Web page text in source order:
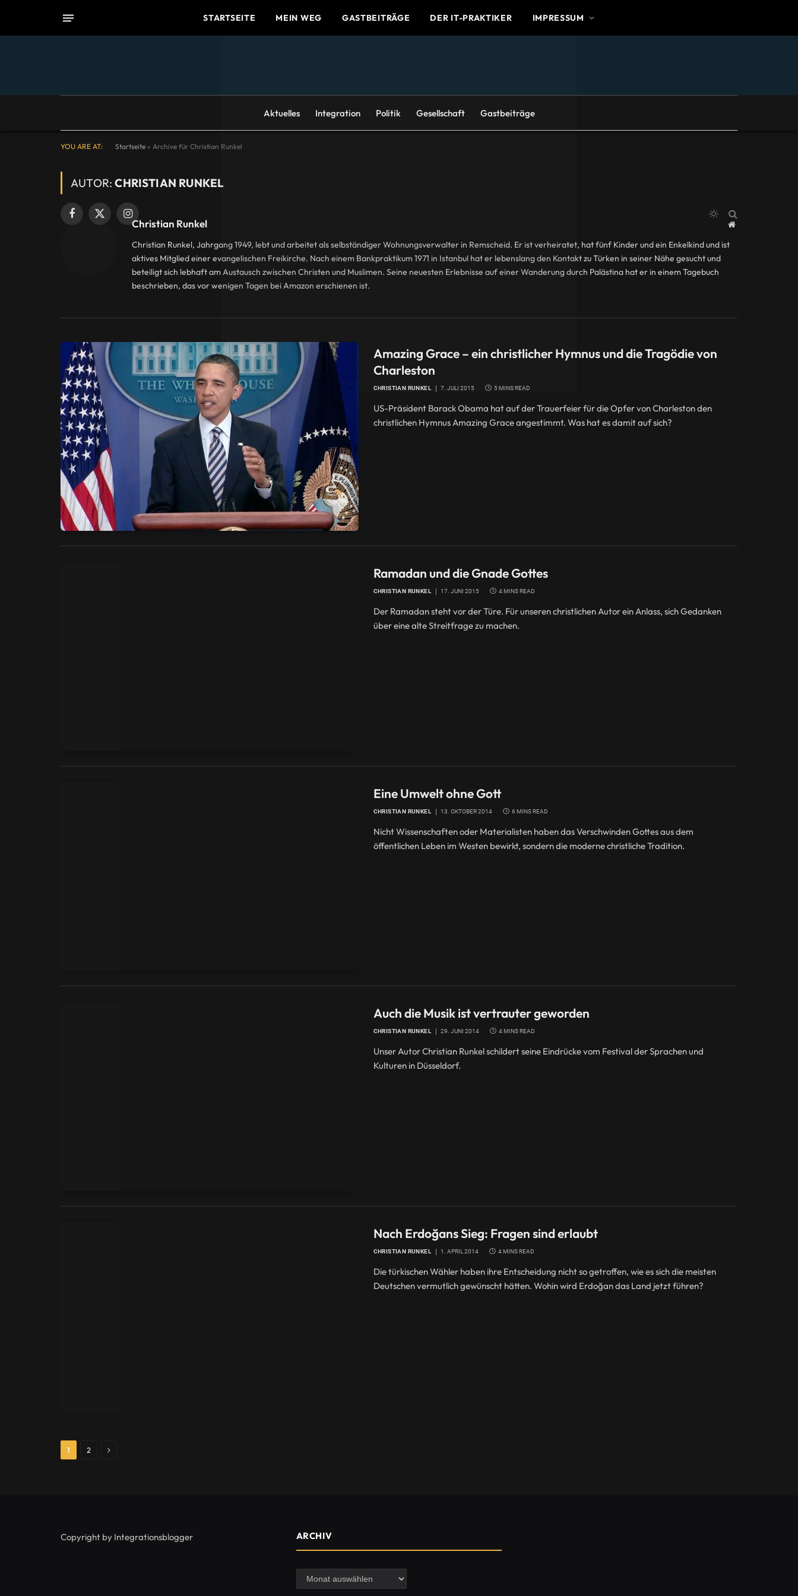
STARTSEITE MEIN WEG GASTBEITRÄGE DER IT-PRAKTIKER IMPRESSUM
Facebook
X
Instagram
Aktuelles Integration Politik Gesellschaft Gastbeiträge
YOU ARE AT: Startseite » Archive für Christian Runkel
AUTOR:CHRISTIAN RUNKEL
Christian Runkel Website
Christian Runkel, Jahrgang 1949, lebt und arbeitet als selbständiger Wohnungsverwalter in Remscheid. Er ist verheiratet, hat fünf Kinder und ein Enkelkind und ist
aktives Mitglied einer evangelischen Freikirche. Nach einem Bankpraktikum 1971 in Istanbul hat er lebenslang den Kontakt zu Türken in seiner Nähe gesucht und
beteiligt sich lebhaft am Austausch zwischen Christen und Muslimen. Seine neuesten Erlebnisse auf einer Wanderung durch Palästina hat er in einem Tagebuch
beschrieben, das vor wenigen Tagen bei Amazon erschienen ist.
Amazing Grace – ein christlicher Hymnus und die Tragödie von
Charleston
CHRISTIAN RUNKEL 7. JULI 2015 5 MINS READ
US-Präsident Barack Obama hat auf der Trauerfeier für die Opfer von Charleston den
christlichen Hymnus Amazing Grace angestimmt. Was hat es damit auf sich?
Ramadan und die Gnade Gottes
CHRISTIAN RUNKEL 17. JUNI 2015 4 MINS READ
Der Ramadan steht vor der Türe. Für unseren christlichen Autor ein Anlass, sich Gedanken
über eine alte Streitfrage zu machen.
Eine Umwelt ohne Gott
CHRISTIAN RUNKEL 13. OKTOBER 2014 6 MINS READ
Nicht Wissenschaften oder Materialisten haben das Verschwinden Gottes aus dem
öffentlichen Leben im Westen bewirkt, sondern die moderne christliche Tradition.
Auch die Musik ist vertrauter geworden
CHRISTIAN RUNKEL 29. JUNI 2014 4 MINS READ
Unser Autor Christian Runkel schildert seine Eindrücke vom Festival der Sprachen und
Kulturen in Düsseldorf.
Nach Erdoğans Sieg: Fragen sind erlaubt
CHRISTIAN RUNKEL 1. APRIL 2014 4 MINS READ
Die türkischen Wähler haben ihre Entscheidung nicht so getroffen, wie es sich die meisten
Deutschen vermutlich gewünscht hätten. Wohin wird Erdoğan das Land jetzt führen?
1 2 Next
Copyright by Integrationsblogger ARCHIV
Archiv